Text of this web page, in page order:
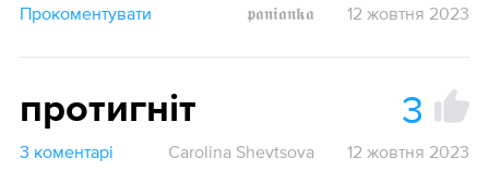
Прокоментувати
𝖕𝖆𝖓𝖎𝖆𝖓𝖐𝖆 12 жовтня 2023
протигніт 3
3 коментарі Carolina Shevtsova 12 жовтня 2023